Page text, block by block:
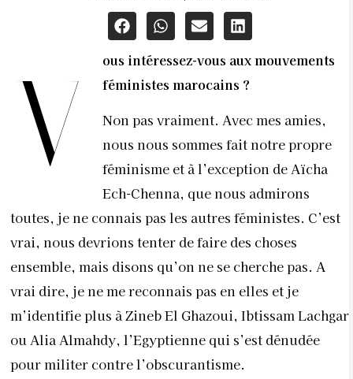
V
ous intéressez-vous aux mouvements
féministes marocains ?
Non pas vraiment. Avec mes amies,
nous nous sommes fait notre propre
féminisme et à l’exception de Aïcha
Ech-Chenna, que nous admirons
toutes, je ne connais pas les autres féministes. C’est
vrai, nous devrions tenter de faire des choses
ensemble, mais disons qu’on ne se cherche pas. A
vrai dire, je ne me reconnais pas en elles et je
m’identifie plus à Zineb El Ghazoui, Ibtissam Lachgar
ou Alia Almahdy, l’Egyptienne qui s’est dénudée
pour militer contre l’obscurantisme.